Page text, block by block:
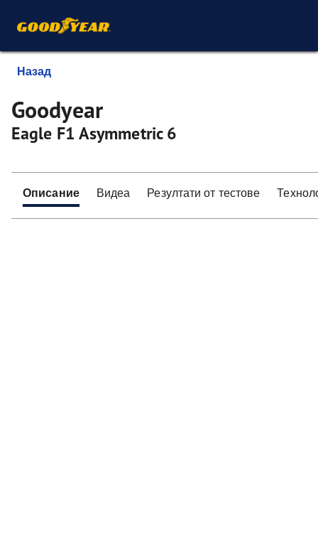
Назад
Goodyear
Eagle F1 Asymmetric 6
Описание Видеа Резултати от тестове